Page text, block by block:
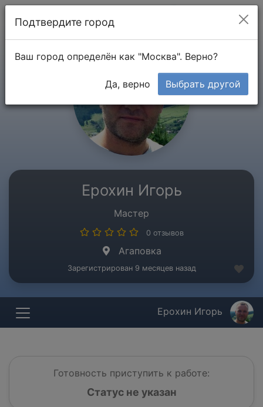
Ерохин Игорь
Мастер
0 отзывов
Агаповка
Зарегистрирован 9 месяцев назад
Ерохин Игорь
Готовность приступить к работе:
Статус не указан
Подтвердите город
Ваш город определён как "Москва". Верно?
Да, верно Выбрать другой